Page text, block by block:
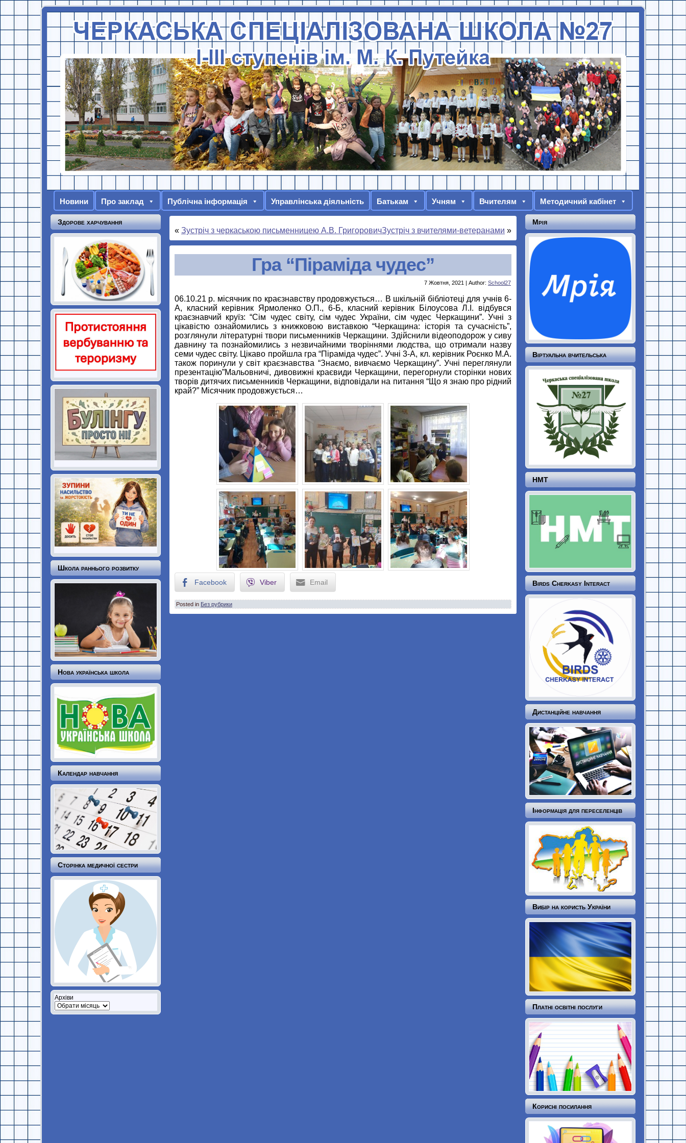
Новини Про заклад Публічна інформація Управлінська діяльність Батькам Учням Вчителям Методичний кабінет
Здорове харчування
Школа раннього розвитку
Нова українська школа
Календар навчання
Сторінка медичної сестри
Архіви
« Зустріч з черкаською письменницею А.В. ГригоровичЗустріч з вчителями-ветеранами »
Гра “Піраміда чудес”
7 Жовтня, 2021 | Author: School27
06.10.21 р. місячник по краєзнавству продовжується… В шкільній бібліотеці для учнів 6-
А, класний керівник Ярмоленко О.П., 6-Б, класний керівник Білоусова Л.І. відбувся
краєзнавчий круїз: “Сім чудес світу, сім чудес України, сім чудес Черкащини”. Учні з
цікавістю ознайомились з книжковою виставкою “Черкащина: історія та сучасність”,
розглянули літературні твори письменників Черкащини. Здійснили відеоподорож у сиву
давнину та познайомились з незвичайними творіннями людства, що отримали назву
семи чудес світу. Цікаво пройшла гра “Піраміда чудес”. Учні 3-А, кл. керівник Роєнко М.А.
також поринули у світ краєзнавства “Знаємо, вивчаємо Черкащину”. Учні переглянули
презентацію”Мальовничі, дивовижні краєвиди Черкащини, перегорнули сторінки нових
творів дитячих письменників Черкащини, відповідали на питання “Що я знаю про рідний
край?” Місячник продовжується…
Facebook Viber Email
Posted in Без рубрики
Мрія
Віртуальна вчительська
НМТ
Birds Cherkasy Interact
Дистанційне навчання
Інформація для переселенців
Вибір на користь України
Платні освітні послуги
Корисні посилання